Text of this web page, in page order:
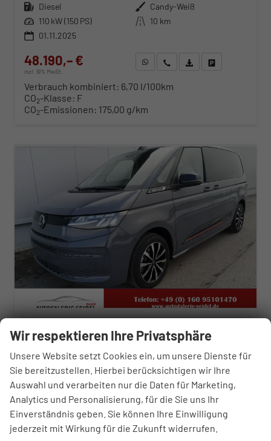
Kraftstoff Diesel Außenfarbe Candy-Weiß
Leistung 110 kW (150 PS) Kilometerstand 10 km
01.11.2025
48.190,– €
incl. 19% MwSt.
WhatsApp anfragen
Wir rufen Sie anFahrzeugexposé (PDF)
Verbrauch kombiniert: 6,70 l/100km
CO2-Klasse: F
CO2-Emissionen: 175,00 g/km
2.0 TDI LÜ Lite Sport Edition
Fahrzeugnr. 109014 Getriebe Automatik
Kraftstoff Diesel Außenfarbe Puregrey
Leistung 110 kW (150 PS) Kilometerstand 10 km
01.11.2025
Wir respektieren Ihre Privatsphäre
Unsere Website setzt Cookies ein, um unsere Dienste für
Sie bereitzustellen. Hierbei berücksichtigen wir Ihre
Auswahl und verarbeiten nur die Daten für Marketing,
Analytics und Personalisierung, für die Sie uns Ihr
Einverständnis geben. Sie können Ihre Einwilligung
jederzeit mit Wirkung für die Zukunft widerrufen.